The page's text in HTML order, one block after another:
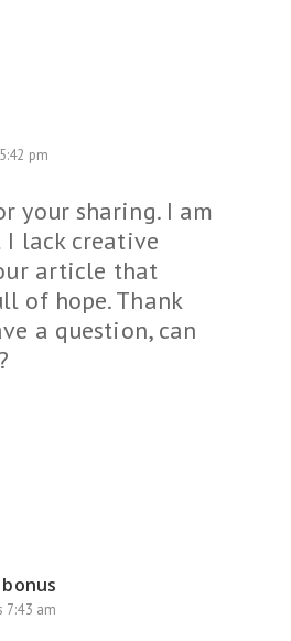
pm
your sharing. I am
lack creative
article that
of hope. Thank
a question, can
7:43 am